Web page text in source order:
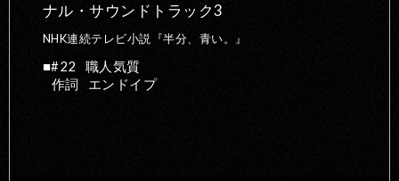
ナル・サウンドトラック3
NHK連続テレビ小説『半分、青い。』
#22
職人気質
作詞
エンドイプ